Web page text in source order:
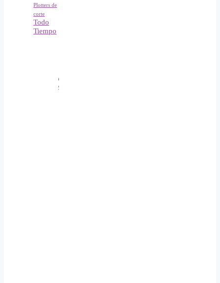
Plotters de
corte
Todo
Tiempo
carel.papeleriacreativa
Síguenos en Instagram